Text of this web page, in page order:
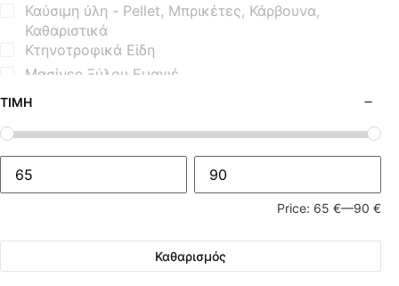
Καύσιμη ύλη - Pellet, Μπρικέτες, Κάρβουνα,
Καθαριστικά
Κτηνοτροφικά Είδη
Μασίνες Ξύλου Εμαγιέ
Μασίνες Ξύλου Μαντεμένιες
Όρθιες Εμαγιέ Ξυλόσομπες
Όρθιες Μαντεμένιες Σόμπες
Όρθιες Μαντεμένιες Σόμπες με Φούρνο
Σόμπες Boiler - Λέβητες Ξύλου
Σόμπες Ξύλου από Ατσάλι
ΤΙΜΉ
Price: 65 €—90 €
Καθαρισμός